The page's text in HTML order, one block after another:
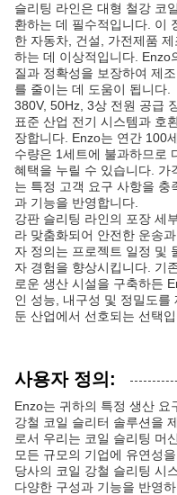
슬리팅 라인은 대형 철강 코
환하는 데 필수적입니다. 이
한 자동차, 건설, 가전제품
하는 데 이상적입니다. Enzo
질과 정확성을 보장하여 제
를 줄이는 데 도움이 됩니다.
380V, 50Hz, 3상 전원 공급
표준 산업 전기 시스템과 호
장합니다. Enzo는 연간 100
수량은 1세트에 불과하므로
혜택을 누릴 수 있습니다. 가
는 특정 고객 요구 사항을 충
과 기능을 반영합니다.
강판 슬리팅 라인의 포장 세
라 맞춤화되어 안전한 운송
자 정의는 프로젝트 일정 및
자 경험을 향상시킵니다. 기
로운 생산 시설을 구축하든
인 성능, 내구성 및 정밀도를
둔 산업에서 선호되는 선택입
사용자 정의:
Enzo는 귀하의 특정 생산 요
강철 코일 슬리터 솔루션을
로서 우리는 코일 슬리팅 머
모든 규모의 기업에 유연성
당사의 코일 강철 슬리팅 시
다양한 구성과 기능을 반영